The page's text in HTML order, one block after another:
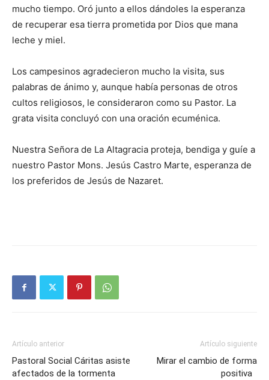
mu­cho tiempo. Oró junto a ellos dándoles la esperanza
de recuperar esa tierra pro­metida por Dios que mana
leche y miel.
Los campesinos agrade­cieron mucho la visita, sus
palabras de ánimo y, aunque había personas de otros
cultos religiosos, le consi­deraron como su Pastor. La
grata visita concluyó con una ora­ción ecu­ménica.
Nuestra Señora de La Altagracia proteja, bendiga y guíe a
nues­tro Pastor Mons. Jesús Castro Marte, esperanza de
los preferidos de Jesús de Nazaret.
Artículo anterior
Pastoral Social Cáritas asiste
afectados de la tormenta
Artículo siguiente
Mirar el cambio de forma
positiva